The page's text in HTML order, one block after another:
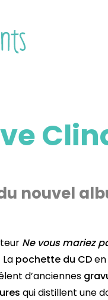
nouvel
Ne vous mariez
pochette du CD
d’anciennes
qui distillent une